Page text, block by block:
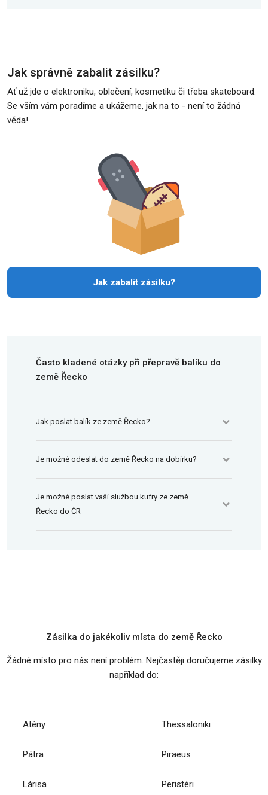
Jak zabalit zásilku?
Jak správně zabalit zásilku?
Ať už jde o elektroniku, oblečení, kosmetiku či třeba skateboard.
Se vším vám poradíme a ukážeme, jak na to - není to žádná
věda!
Často kladené otázky při přepravě balíku do
země Řecko
Jak poslat balík ze země Řecko?
Je možné odeslat do země Řecko na dobírku?
Je možné poslat vaší službou kufry ze země
Řecko do ČR
Zásilka do jakékoliv místa do země Řecko
Žádné místo pro nás není problém. Nejčastěji doručujeme zásilky
například do:
Atény Thessaloniki
Pátra Piraeus
Lárisa Peristéri